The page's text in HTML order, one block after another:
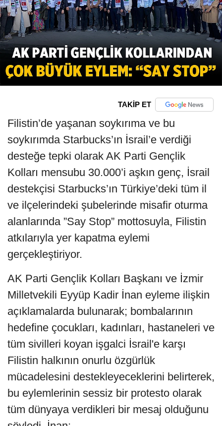
TAKİP ET
Filistin’de yaşanan soykırıma ve bu
soykırımda Starbucks’ın İsrail’e verdiği
desteğe tepki olarak AK Parti Gençlik
Kolları mensubu 30.000’i aşkın genç, İsrail
destekçisi Starbucks’ın Türkiye’deki tüm il
ve ilçelerindeki şubelerinde misafir oturma
alanlarında ”Say Stop” mottosuyla, Filistin
atkılarıyla yer kapatma eylemi
gerçekleştiriyor.
AK Parti Gençlik Kolları Başkanı ve İzmir
Milletvekili Eyyüp Kadir İnan eyleme ilişkin
açıklamalarda bulunarak; bombalarının
hedefine çocukları, kadınları, hastaneleri ve
tüm sivilleri koyan işgalci İsrail'e karşı
Filistin halkının onurlu özgürlük
mücadelesini destekleyeceklerini belirterek,
bu eylemlerinin sessiz bir protesto olarak
tüm dünyaya verdikleri bir mesaj olduğunu